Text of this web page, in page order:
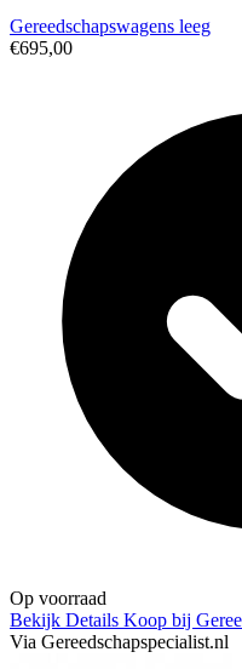
Gereedschapswagens leeg
€695,00
Op voorraad
Bekijk Details Koop bij
Via Gereedschapspecialist.nl